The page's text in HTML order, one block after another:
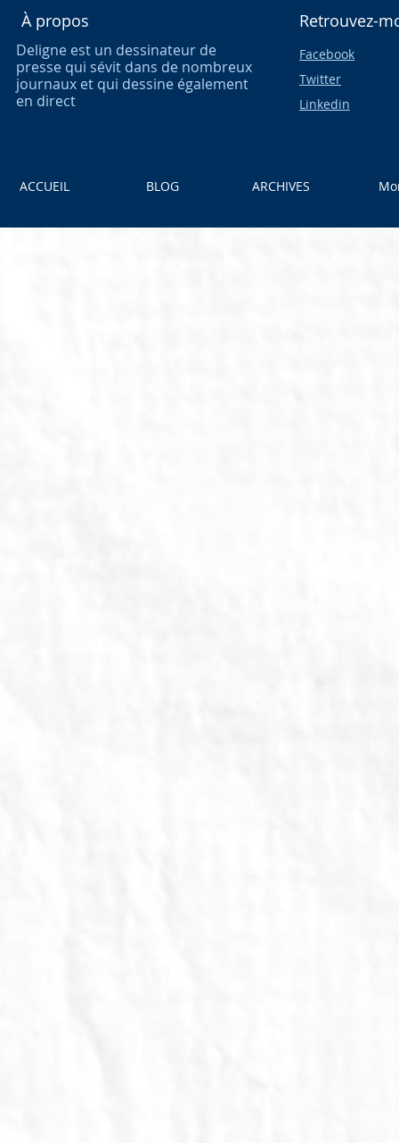
À propos Retrouvez-
Deligne est un dessinateur de
presse qui sévit dans de nombreux
journaux et qui dessine également
en direct
Facebook
Twitter
Linkedin
ACCUEIL BLOG ARCHIVES